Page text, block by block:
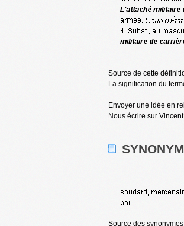
Source de cette
La signification du
Envoyer une idée en
Nous écrire sur
Source des